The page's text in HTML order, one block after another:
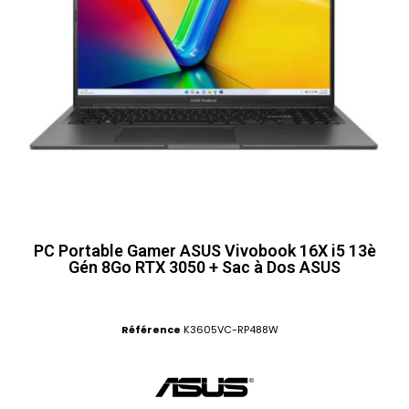
PC Portable Gamer ASUS Vivobook 16X i5 13è
Gén 8Go RTX 3050 + Sac à Dos ASUS
Référence K3605VC-RP488W